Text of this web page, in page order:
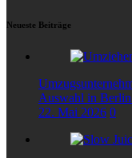
Neueste Beiträge
Auswahl in Berlin
22. Mai 2026 0